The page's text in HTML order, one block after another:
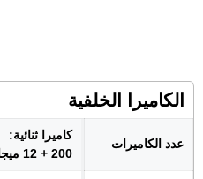
الكاميرا الخلفية
عدد الكاميرات
كاميرا ثنائية:
200 + 12 ميجابكسل